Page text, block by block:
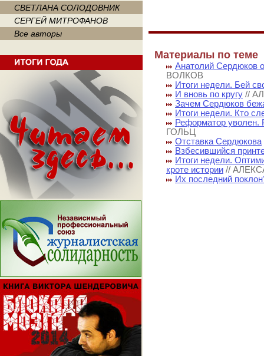
СВЕТЛАНА СОЛОДОВНИК
СЕРГЕЙ МИТРОФАНОВ
Все авторы
Материалы по теме
Анатолий Сердюков
ВОЛКОВ
Итоги недели. Бей
И вновь по кругу //
Зачем Сердюков
Итоги недели. Кто
Реформатор уволен.
ГОЛЬЦ
Отставка Сердюкова
Взбесившийся
Итоги недели.
кроте истории //
Их последний